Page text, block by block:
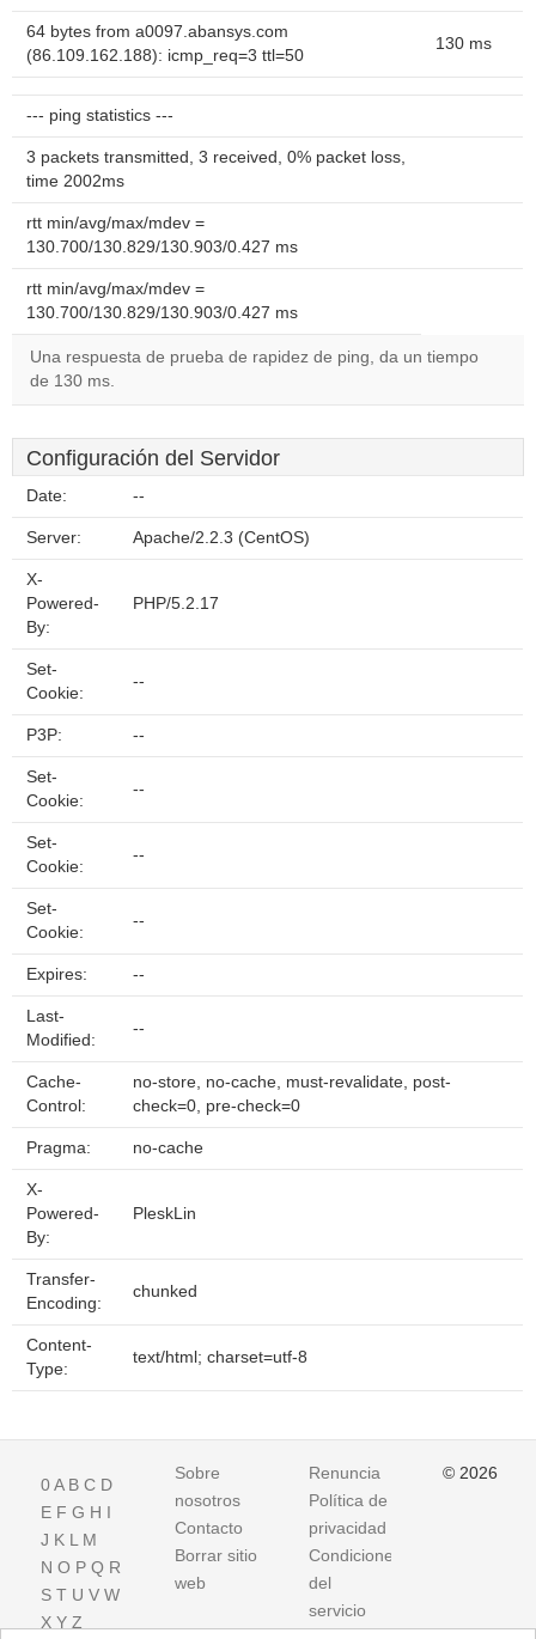
64 bytes from a0097.abansys.com
(86.109.162.188): icmp_req=3 ttl=50
130 ms
--- ping statistics ---
3 packets transmitted, 3 received, 0% packet loss,
time 2002ms
rtt min/avg/max/mdev =
130.700/130.829/130.903/0.427 ms
rtt min/avg/max/mdev =
130.700/130.829/130.903/0.427 ms
Una respuesta de prueba de rapidez de ping, da un tiempo
de 130 ms.
Configuración del Servidor
Date: --
Server: Apache/2.2.3 (CentOS)
X-
Powered-
By:
PHP/5.2.17
Set-
Cookie:
--
P3P: --
Set-
Cookie:
--
Set-
Cookie:
--
Set-
Cookie:
--
Expires: --
Last-
Modified:
--
Cache-
Control:
no-store, no-cache, must-revalidate, post-
check=0, pre-check=0
Pragma: no-cache
X-
Powered-
By:
PleskLin
Transfer-
Encoding:
chunked
Content-
Type:
text/html; charset=utf-8
0A B C D
E F G H I
J K L M
N O P Q R
S T U V W
X Y Z
Sobre
nosotros
Contacto
Borrar sitio
web
Renuncia
Política de
privacidad
Condiciones
del
servicio
© 2026